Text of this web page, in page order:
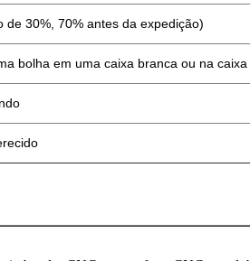
de 30%, 70% antes da expedição)
bolha em uma caixa branca ou na